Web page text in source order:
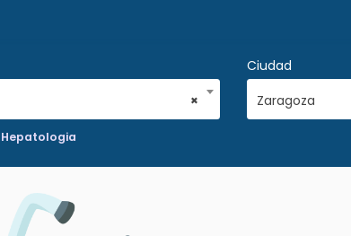
×
Ciudad
Zaragoza
Hepatologia